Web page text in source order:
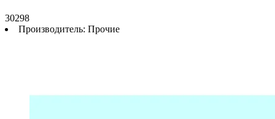
30298
Производитель: Прочие